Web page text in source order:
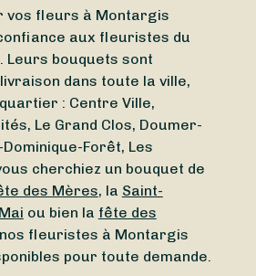
vos fleurs à Montargis
aux fleuristes du
Leurs bouquets sont
dans toute la ville,
: Centre Ville,
Le Grand Clos, Doumer-
Forêt, Les
cherchiez un bouquet de
des Mères, la Saint-
ou bien la fête des
fleuristes à Montargis
pour toute demande.